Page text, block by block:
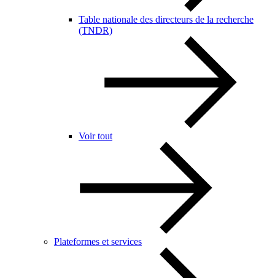
Table nationale des directeurs de la recherche
(TNDR)
Voir tout
Plateformes et services